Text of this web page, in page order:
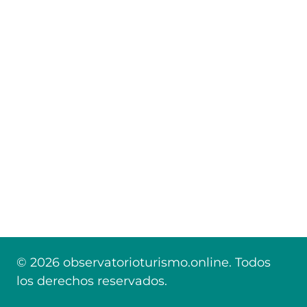
© 2026 observatorioturismo.online. Todos
los derechos reservados.